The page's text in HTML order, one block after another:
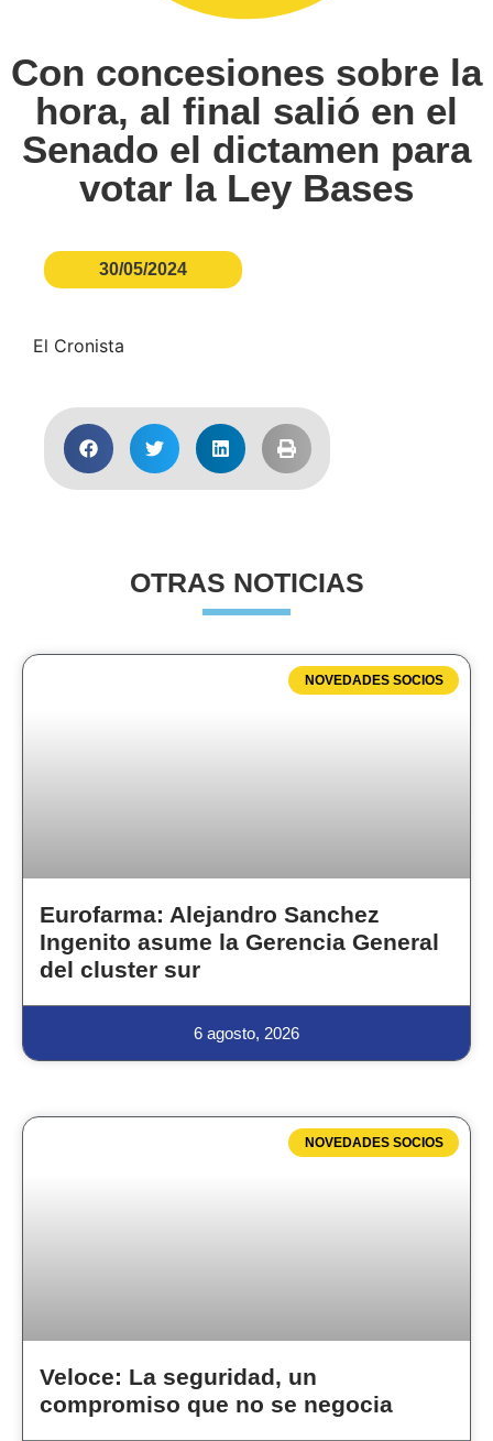
Con concesiones sobre la
hora, al final salió en el
Senado el dictamen para
votar la Ley Bases
30/05/2024
El Cronista
OTRAS NOTICIAS
NOVEDADES SOCIOS
Eurofarma: Alejandro Sanchez
Ingenito asume la Gerencia General
del cluster sur
6 agosto, 2026
NOVEDADES SOCIOS
Veloce: La seguridad, un
compromiso que no se negocia